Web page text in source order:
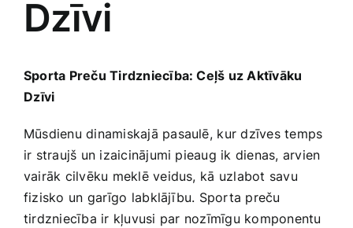
Medicīnas preces
Pārtikas preces
Preces birojam
Dzīvi
Sporta Preču Tirdzniecība: Ceļš uz Aktīvāku
⁤Dzīvi
Mūsdienu dinamiskajā pasaulē, ⁣kur dzīves temps⁣
ir straujš un izaicinājumi pieaug‍ ik ​dienas, arvien
vairāk cilvēku meklē veidus, kā⁢ uzlabot savu
fizisko⁢ un garīgo ⁤labklājību. ‍Sporta ​preču
tirdzniecība ​ir ​kļuvusi ⁢par nozīmīgu ‌komponentu